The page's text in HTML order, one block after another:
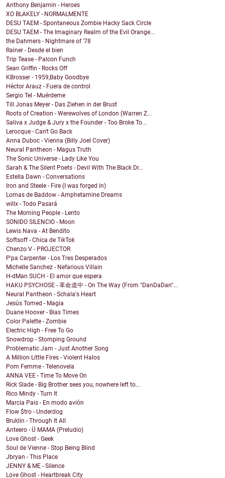
Anthony Benjamin - Heroes
XO BLAKELY - NORMALMENTE
DESU TAEM - Spontaneous Zombie Hacky Sack Circle
DESU TAEM - The Imaginary Realm of the Evil Orange...
the Dahmers - Nightmare of '78
Rainer - Desde el bien
Trip Tease - Palcon Funch
Sean Griffin - Rocks Off
KBrosser - 1959,Baby Goodbye
Héctor Arauz - Fuera de control
Sergio Tel - Muérdeme
Till Jonas Meyer - Das Ziehen in der Brust
Roots of Creation - Werewolves of London (Warren Z...
Saliva x Judge & Jury x the Founder - Too Broke To...
Lerocque - Can't Go Back
Anna Duboc - Vienna (Billy Joel Cover)
Neural Pantheon - Magus Truth
The Sonic Universe - Lady Like You
Sarah & The Silent Poets - Devil With The Black Dr...
Estella Dawn - Conversations
Iron and Steele - Fire (I was forged in)
Lomas de Baddow - Amphetamine Dreams
willx - Todo Pasará
The Morning People - Lento
SONIDO SILENCIO - Moon
Lewis Nava - At Bendito
Softsoff - Chica de TikTok
Chenzo V - PROJECTOR
P'pa Carpenter - Los Tres Desperados
Michelle Sanchez - Nefarious Villain
H-dMan SUCH - El amor que espera
HAKU PSYCHOSE - 革命道中 - On The Way (From "DanDaDan"...
Neural Pantheon - Schala's Heart
Jesús Tomed - Magia
Duane Hoover - Bias Times
Color Palette - Zombie
Electric High - Free To Go
Snowdrop - Stomping Ground
Problematic Jam - Just Another Song
A Million Little Fires - Violent Halos
Pom Femme - Telenovela
ANNA VEE - Time To Move On
Rick Slade - Big Brother sees you, nowhere left to...
Rico Mindy - Turn It
Marcia Pais - En modo avión
Flow $tro - Underdog
Bruklin - Through It All
Anteero - Ü MAMA (Preludio)
Love Ghost - Geek
Soul de Vienne - Stop Being Blind
Jbryan - This Place
JENNY & ME - Silence
Love Ghost - Heartbreak City